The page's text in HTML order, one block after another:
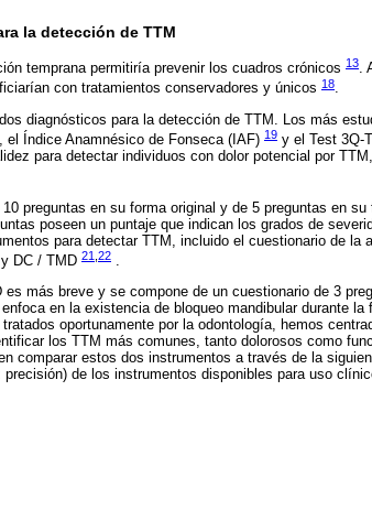
la detección de TTM
temprana permitiría prevenir los cuadros crónicos 13.
con tratamientos conservadores y únicos 18.
diagnósticos para la detección de TTM. Los más
el Índice Anamnésico de Fonseca (IAF) 19 y el Test 3Q-
para detectar individuos con dolor potencial por
preguntas en su forma original y de 5 preguntas en
poseen un puntaje que indican los grados de
para detectar TTM, incluido el cuestionario de la
DC / TMD 21 22 .
es más breve y se compone de un cuestionario de 3
en la existencia de bloqueo mandibular durante
oportunamente por la odontología, hemos
los TTM más comunes, tanto dolorosos como
comparar estos dos instrumentos a través de la
de los instrumentos disponibles para uso